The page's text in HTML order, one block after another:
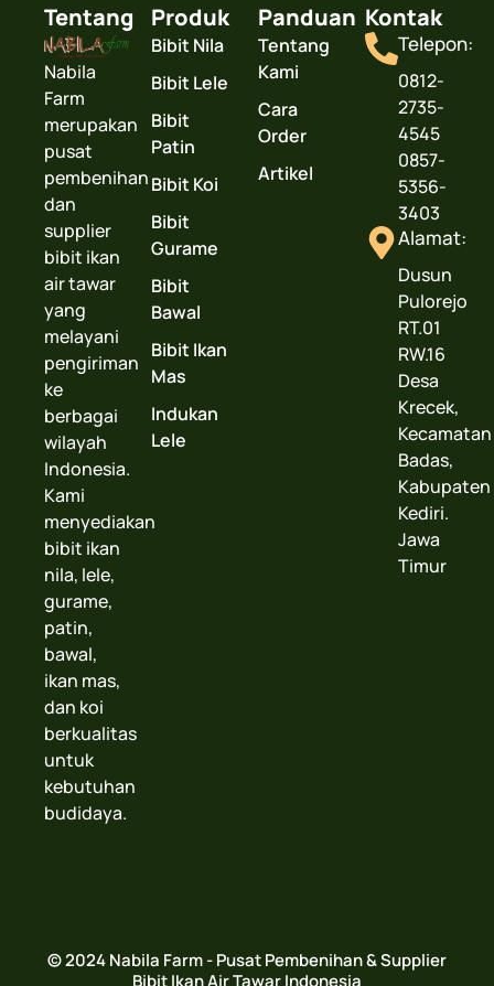
Tentang
Nabila
Farm
merupakan
pusat
pembenihan
dan
supplier
bibit ikan
air tawar
yang
melayani
pengiriman
ke
berbagai
wilayah
Indonesia.
Kami
menyediakan
bibit ikan
nila, lele,
gurame,
patin,
bawal,
ikan mas,
dan koi
berkualitas
untuk
kebutuhan
budidaya.
Produk
Bibit Nila
Bibit Lele
Bibit
Patin
Bibit Koi
Bibit
Gurame
Bibit
Bawal
Bibit Ikan
Mas
Indukan
Lele
Panduan
Tentang
Kami
Cara
Order
Artikel
Kontak
Telepon:
0812-
2735-
4545
0857-
5356-
3403
Alamat:
Dusun
Pulorejo
RT.01
RW.16
Desa
Krecek,
Kecamatan
Badas,
Kabupaten
Kediri.
Jawa
Timur
© 2024 Nabila Farm - Pusat Pembenihan & Supplier
Bibit Ikan Air Tawar Indonesia